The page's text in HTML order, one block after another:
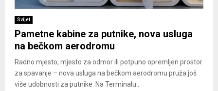
Svijet
Pametne kabine za putnike, nova usluga
na bečkom aerodromu
Radno mjesto, mjesto za odmor ili potpuno opremljen prostor
za spavanje – nova usluga na bečkom aerodromu pruža još
više udobnosti za putnike. Na Terminalu...